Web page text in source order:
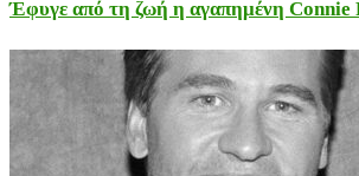
Έφυγε από τη ζωή η αγαπημένη